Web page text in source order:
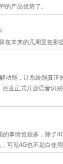
的产品优势了。
未来的几周里在那
功能，让系统能真正
度正式开放语音识
事情也很多，除了
可见4G也不是白使